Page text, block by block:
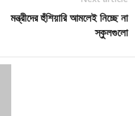
মন্ত্রীদের হুঁশিয়ারি আমলেই নিচ্ছে না
স্কুলগুলো